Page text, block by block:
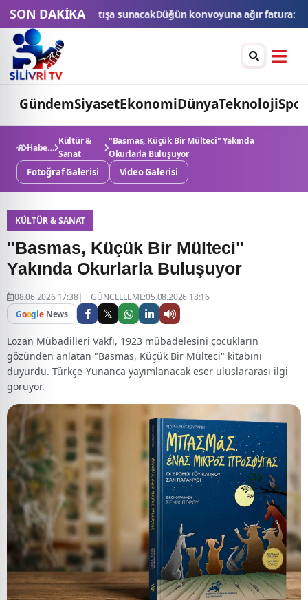
SON DAKİKA
konvoyuna ağır fatura: 540 bin lira ceza, 6 araç trafikten men
GündemSiyasetEkonomiDünyaTeknolojiSpor
Haberler
Kültür &
Sanat
"Basmas, Küçük Bir Mülteci" Yakında
Okurlarla Buluşuyor
Fotoğraf Galerisi Video Galerisi
KÜLTÜR & SANAT
"Basmas, Küçük Bir Mülteci"
Yakında Okurlarla Buluşuyor
08.06.2026 17:38
GÜNCELLEME:05.08.2026 18:16
Google News
Lozan Mübadilleri Vakfı, 1923 mübadelesini çocukların
gözünden anlatan "Basmas, Küçük Bir Mülteci" kitabını
duyurdu. Türkçe-Yunanca yayımlanacak eser uluslararası ilgi
görüyor.